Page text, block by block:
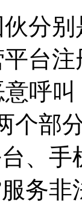
别
台
呼
个部
、
务